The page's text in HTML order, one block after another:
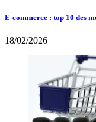
E-commerce : top 10 des
18/02/2026